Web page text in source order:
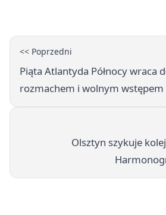
<< Poprzedni
Piąta Atlantyda Północy wraca
rozmachem i wolnym wstępem
Olsztyn szykuje